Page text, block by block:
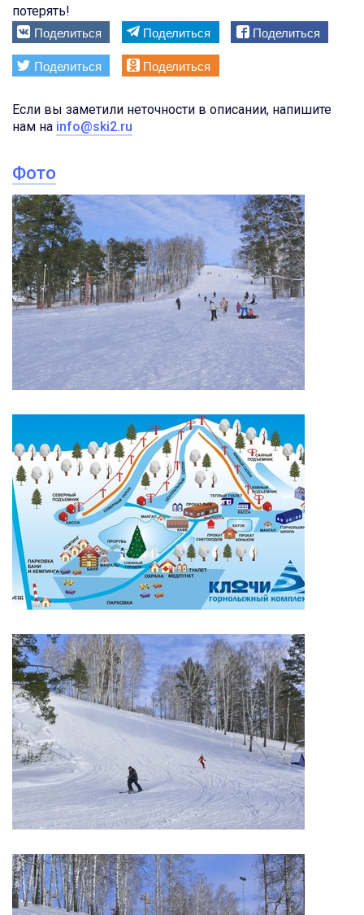
потерять!
Поделиться Поделиться
Поделиться
Поделиться
Поделиться
Если вы заметили неточности в описании, напишите
нам на info@ski2.ru
Фото